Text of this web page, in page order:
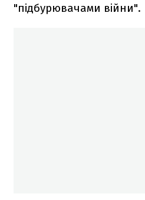
"підбурювачами війни".